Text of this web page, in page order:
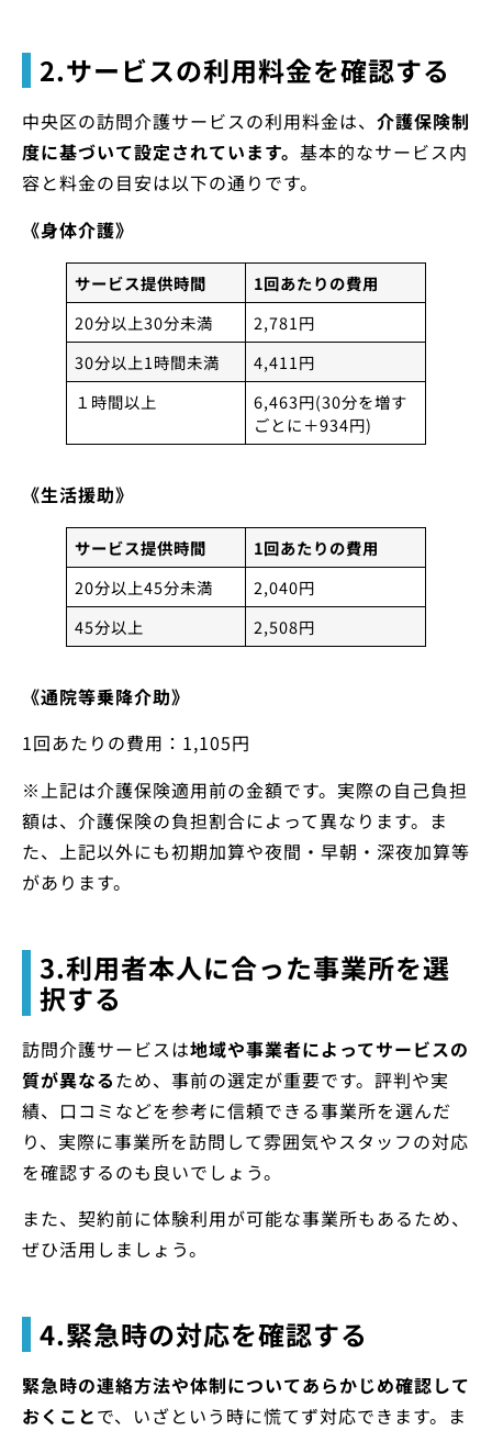
2.サービスの利用料金を確認する
中央区の訪問介護サービスの利用料金は、 介護保険制
度に基づいて設定されています。 基本的なサービス内
容と料金の目安は以下の通りです。
《身体介護》
サービス提供時間
1回あたりの費用
20分以上30分未満
2,781円
30分以上1時間未満
4,411円
１時間以上
6,463円(30分を増す
ごとに＋934円)
《生活援助》
サービス提供時間
1回あたりの費用
20分以上45分未満
2,040円
45分以上
2,508円
《通院等乗降介助》
1回あたりの費用：1,105円
※上記は介護保険適用前の金額です。実際の自己負担
額は、介護保険の負担割合によって異なります。ま
た、上記以外にも初期加算や夜間・早朝・深夜加算等
があります。
3.利用者本人に合った事業所を選
択する
訪問介護サービスは地域や事業者によってサービスの
質が異なるため、事前の選定が重要です。評判や実
績、口コミなどを参考に信頼できる事業所を選んだ
り、実際に事業所を訪問して雰囲気やスタッフの対応
を確認するのも良いでしょう。
また、契約前に体験利用が可能な事業所もあるため、
ぜひ活用しましょう。
4.緊急時の対応を確認する
緊急時の連絡方法や体制についてあらかじめ確認して
おくことで、いざという時に慌てず対応できます。ま